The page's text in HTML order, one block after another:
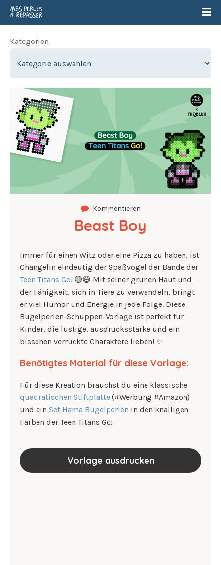
Kategorien
Kommentieren
Beast Boy
Immer für einen Witz oder eine Pizza zu haben, ist
Changelin eindeutig der Spaßvogel der Bande der
Teen Titans Go! 🟢😄 Mit seiner grünen Haut und
der Fähigkeit, sich in Tiere zu verwandeln, bringt
er viel Humor und Energie in jede Folge. Diese
Bügelperlen-Schuppen-Vorlage ist perfekt für
Kinder, die lustige, ausdrucksstarke und ein
bisschen verrückte Charaktere lieben! ✨
Benötigtes Material für diese Vorlage:
Für diese Kreation brauchst du eine klassische
quadratischen Stiftplatte (#Werbung #Amazon)
und ein Set Hama Bügelperlen in den knalligen
Farben der Teen Titans Go!
Vorlage ausdrucken